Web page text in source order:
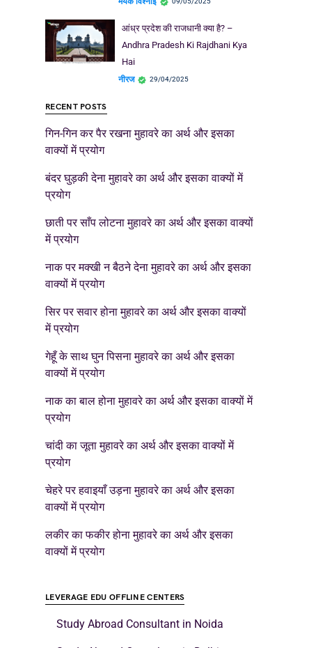
आंध्र प्रदेश की राजधानी क्या है? –
Andhra Pradesh Ki Rajdhani Kya
Hai
नीरज 29/04/2025
RECENT POSTS
गिन-गिन कर पैर रखना मुहावरे का अर्थ और इसका
वाक्यों में प्रयोग
बंदर घुड़की देना मुहावरे का अर्थ और इसका वाक्यों में
प्रयोग
छाती पर साँप लोटना मुहावरे का अर्थ और इसका वाक्यों
में प्रयोग
नाक पर मक्खी न बैठने देना मुहावरे का अर्थ और इसका
वाक्यों में प्रयोग
सिर पर सवार होना मुहावरे का अर्थ और इसका वाक्यों
में प्रयोग
गेहूँ के साथ घुन पिसना मुहावरे का अर्थ और इसका
वाक्यों में प्रयोग
नाक का बाल होना मुहावरे का अर्थ और इसका वाक्यों में
प्रयोग
चांदी का जूता मुहावरे का अर्थ और इसका वाक्यों में
प्रयोग
चेहरे पर हवाइयाँ उड़ना मुहावरे का अर्थ और इसका
वाक्यों में प्रयोग
लकीर का फकीर होना मुहावरे का अर्थ और इसका
वाक्यों में प्रयोग
LEVERAGE EDU OFFLINE CENTERS
Study Abroad Consultant in Noida